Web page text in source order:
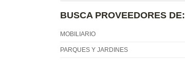
BUSCA PROVEEDORES DE:
MOBILIARIO
PARQUES Y JARDINES